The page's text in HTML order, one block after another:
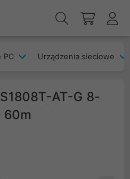
PC Urządzenia sieciowe
AT-G 8-
60m